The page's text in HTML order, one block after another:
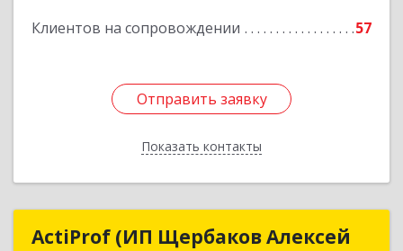
Клиентов на сопровождении 57
Отправить заявку
Показать контакты
Подробнее
Отправить заявку
Назад
ActiProf (ИП Щербаков Алексей
ActiProf (ИП Щербаков Алексей